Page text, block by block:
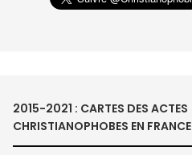
2015-2021 : CARTES DES ACTES
CHRISTIANOPHOBES EN FRANCE